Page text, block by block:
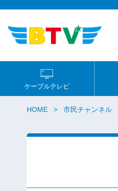
ケーブルテレビ
HOME 市民チャンネル